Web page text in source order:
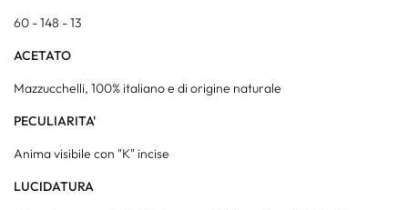
60 - 148 - 13
ACETATO
Mazzucchelli, 100% italiano e di origine naturale
PECULIARITA'
Anima visibile con "K" incise
LUCIDATURA